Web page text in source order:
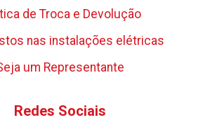
de Troca e Devolução
nas instalações elétricas
um Representante
Redes Sociais